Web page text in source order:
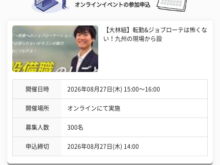
オンラインイベントの参加申込
【大林組】転勤&ジョブローテは怖くな
い！九州の現場から設
開催日時 2026年08月27日(木) 15:00〜16:00
開催場所 オンラインにて実施
募集人数 300名
申込締切 2026年08月27日(木) 14:00